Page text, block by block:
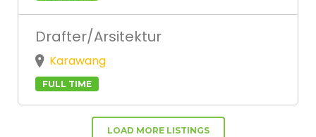
Drafter/Arsitektur
Karawang
FULL TIME
LOAD MORE LISTINGS